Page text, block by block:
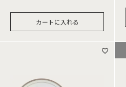
カートに入れる